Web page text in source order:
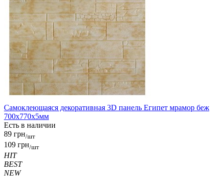
Самоклеющаяся декоративная 3D панель Египет мрамор беж
700x770x5мм
Есть в наличии
89 грн/шт
109 грн/шт
HIT
BEST
NEW